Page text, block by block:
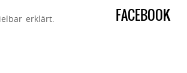
erklärt.
FACEBOOK